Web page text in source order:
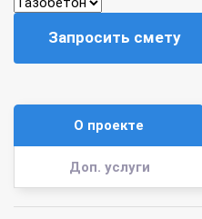
Запросить смету
О проекте
Доп. услуги